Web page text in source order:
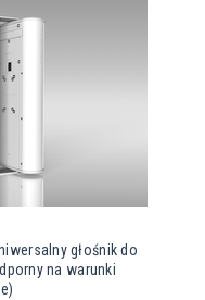
głośnik do
na warunki